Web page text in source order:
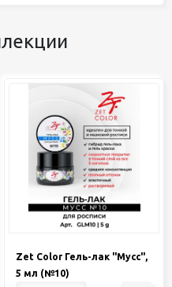
Zet Color Гель-лак "Мусс",
5 мл (№10)